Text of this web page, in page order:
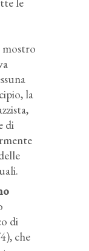
mostro
la
di
di
che